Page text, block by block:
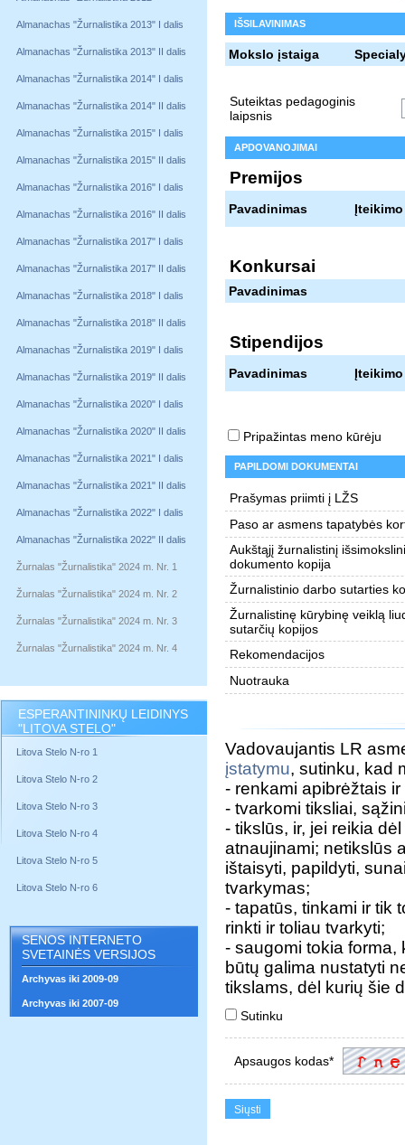
Almanachas "Žurnalistika 2013" I dalis
Almanachas "Žurnalistika 2013" II dalis
Almanachas "Žurnalistika 2014" I dalis
Almanachas "Žurnalistika 2014" II dalis
Almanachas "Žurnalistika 2015" I dalis
Almanachas "Žurnalistika 2015" II dalis
Almanachas "Žurnalistika 2016" I dalis
Almanachas "Žurnalistika 2016" II dalis
Almanachas "Žurnalistika 2017" I dalis
Almanachas "Žurnalistika 2017" II dalis
Almanachas "Žurnalistika 2018" I dalis
Almanachas "Žurnalistika 2018" II dalis
Almanachas "Žurnalistika 2019" I dalis
Almanachas "Žurnalistika 2019" II dalis
Almanachas "Žurnalistika 2020" I dalis
Almanachas "Žurnalistika 2020" II dalis
Almanachas "Žurnalistika 2021" I dalis
Almanachas "Žurnalistika 2021" II dalis
Almanachas "Žurnalistika 2022" I dalis
Almanachas "Žurnalistika 2022" II dalis
Žurnalas "Žurnalistika" 2024 m. Nr. 1
Žurnalas "Žurnalistika" 2024 m. Nr. 2
Žurnalas "Žurnalistika" 2024 m. Nr. 3
Žurnalas "Žurnalistika" 2024 m. Nr. 4
ESPERANTININKŲ LEIDINYS
"LITOVA STELO"
Litova Stelo N-ro 1
Litova Stelo N-ro 2
Litova Stelo N-ro 3
Litova Stelo N-ro 4
Litova Stelo N-ro 5
Litova Stelo N-ro 6
SENOS INTERNETO
SVETAINĖS VERSIJOS
Archyvas iki 2009-09
Archyvas iki 2007-09
IŠSILAVINIMAS
Mokslo įstaiga
Suteiktas pedagoginis
laipsnis
APDOVANOJIMAI
Premijos
Pavadinimas
Konkursai
Pavadinimas
Stipendijos
Pavadinimas
Pripažintas meno kūrėju
PAPILDOMI DOKUMENTAI
Prašymas priimti į LŽS
Paso ar asmens tapatybės
Aukštąjį žurnalistinį
dokumento kopija
Žurnalistinio darbo sutarties
Žurnalistinę kūrybinę veiklą
sutarčių kopijos
Rekomendacijos
Nuotrauka
Vadovaujantis LR
įstatymu, sutinku, kad
- renkami apibrėžtais
- tvarkomi tiksliai,
- tikslūs, ir, jei reikia
atnaujinami; netikslūs
ištaisyti, papildyti,
tvarkymas;
- tapatūs, tinkami ir tik
rinkti ir toliau tvarkyti;
- saugomi tokia
būtų galima nustatyti
tikslams, dėl kurių šie
Sutinku
Apsaugos kodas*